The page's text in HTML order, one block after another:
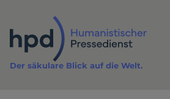
Inhalt
Der säkulare Blick auf die Welt.